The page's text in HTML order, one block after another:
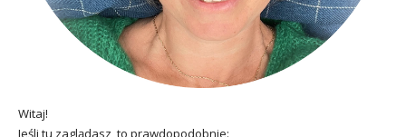
Witaj!
Jeśli tu zaglądasz, to prawdopodobnie: